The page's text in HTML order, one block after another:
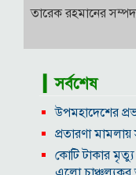
তারেক রহমানের
▎সর্বশেষ
উপমহাদেশের
প্রতারণা
কোটি টাকার